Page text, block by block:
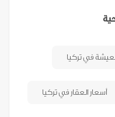
في تركيا
أسعار العقار في تركيا